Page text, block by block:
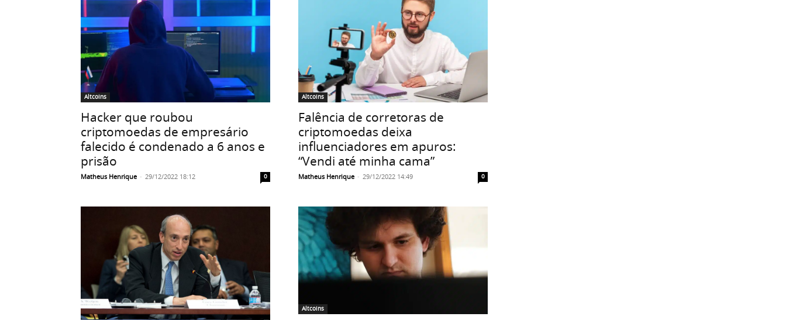
Altcoins
Hacker que roubou
criptomoedas de empresário
falecido é condenado a 6 anos e
prisão
Matheus Henrique - 29/12/2022 18:12 0
Altcoins
Falência de corretoras de
criptomoedas deixa
influenciadores em apuros:
“Vendi até minha cama”
Matheus Henrique - 29/12/2022 14:49 0
Altcoins